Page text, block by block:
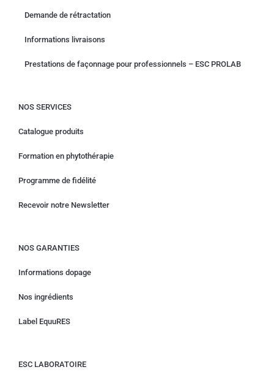
Demande de rétractation
Informations livraisons
Prestations de façonnage pour professionnels – ESC PROLAB
NOS SERVICES
Catalogue produits
Formation en phytothérapie
Programme de fidélité
Recevoir notre Newsletter
NOS GARANTIES
Informations dopage
Nos ingrédients
Label EquuRES
ESC LABORATOIRE